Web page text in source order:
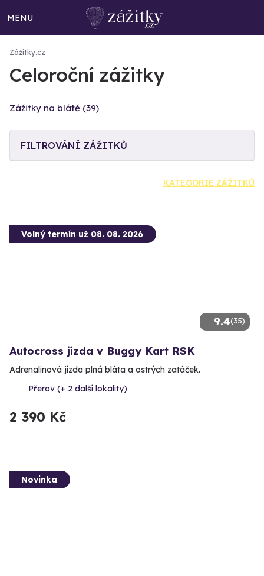
MENU
Zážitky.cz
Celoroční zážitky
Zážitky na blátě (39)
FILTROVÁNÍ ZÁŽITKŮ
KATEGORIE ZÁŽITKŮ
9.4(35)
Volný termín už 08. 08. 2026
Autocross jízda v Buggy Kart RSK
Adrenalinová jízda plná bláta a ostrých zatáček.
Přerov (+ 2 další lokality)
2 390 Kč
Novinka